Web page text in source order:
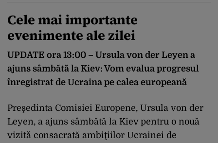
Cele mai importante
evenimente ale zilei
UPDATE ora 13:00 – Ursula von der Leyen a
ajuns sâmbătă la Kiev: Vom evalua progresul
înregistrat de Ucraina pe calea europeană
Preşedinta Comisiei Europene, Ursula von der
Leyen, a ajuns sâmbătă la Kiev pentru o nouă
vizită consacrată ambiţiilor Ucrainei de